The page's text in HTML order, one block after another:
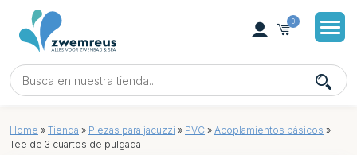
0
Home » Tienda » Piezas para jacuzzi » PVC » Acoplamientos básicos »
Tee de 3 cuartos de pulgada